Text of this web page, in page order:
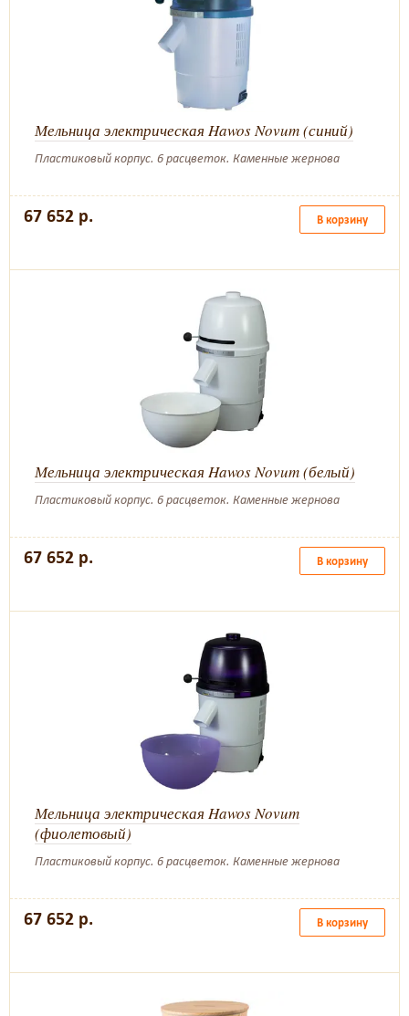
Мельница электрическая Hawos Novum (синий)
Пластиковый корпус. 6 расцветок. Каменные жернова
67 652 р. В корзину
Мельница электрическая Hawos Novum (белый)
Пластиковый корпус. 6 расцветок. Каменные жернова
67 652 р. В корзину
Мельница электрическая Hawos Novum
(фиолетовый)
Пластиковый корпус. 6 расцветок. Каменные жернова
67 652 р. В корзину